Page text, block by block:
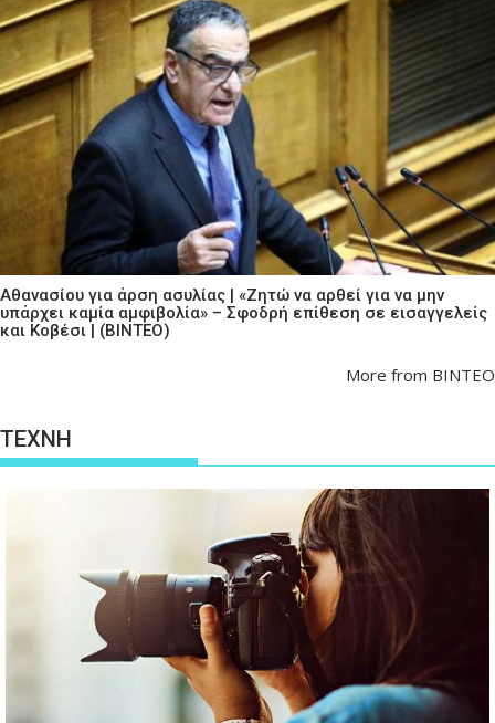
Αθανασίου για άρση ασυλίας | «Ζητώ να αρθεί για να μην
υπάρχει καμία αμφιβολία» – Σφοδρή επίθεση σε εισαγγελείς
και Κοβέσι | (ΒΙΝΤΕΟ)
More from ΒΙΝΤΕΟ
ΤΕΧΝΗ